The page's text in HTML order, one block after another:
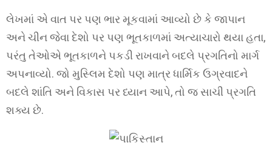
લેખમાં એ વાત પર પણ ભાર મૂકવામાં આવ્યો છે કે જાપાન
અને ચીન જેવા દેશો પર પણ ભૂતકાળમાં અત્યાચારો થયા હતા,
પરંતુ તેઓએ ભૂતકાળને પકડી રાખવાને બદલે પ્રગતિનો માર્ગ
અપનાવ્યો. જો મુસ્લિમ દેશો પણ માત્ર ધાર્મિક ઉગ્રવાદને
બદલે શાંતિ અને વિકાસ પર ધ્યાન આપે, તો જ સાચી પ્રગતિ
શક્ય છે.